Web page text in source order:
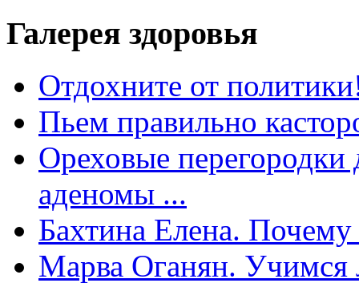
Галерея здоровья
Отдохните от
Пьем правильно
Ореховые перегородки
аденомы ...
Бахтина Елена.
Марва Оганян. Учимся